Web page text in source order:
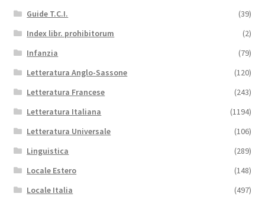
Guide T.C.I.
(39)
Index libr. prohibitorum
(2)
Infanzia
(79)
Letteratura Anglo-Sassone
(120)
Letteratura Francese
(243)
Letteratura Italiana
(1194)
Letteratura Universale
(106)
Linguistica
(289)
Locale Estero
(148)
Locale Italia
(497)